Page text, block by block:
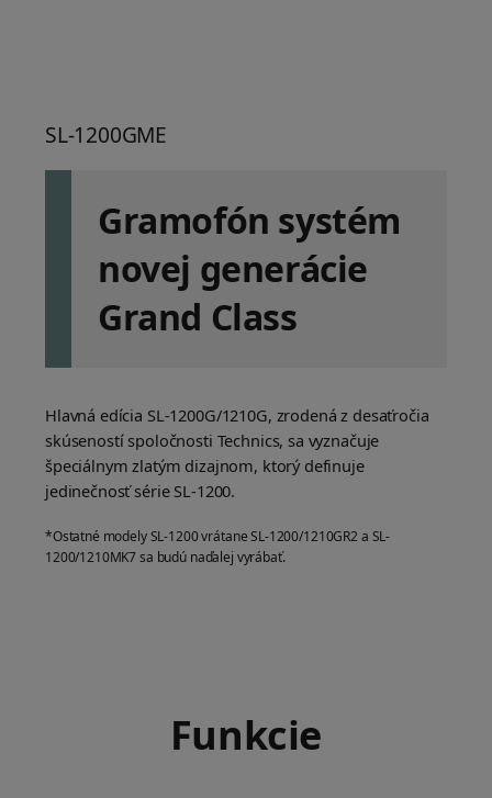
SL-1200GME
Gramofón systém
novej generácie
Grand Class
Hlavná edícia SL-1200G/1210G, zrodená z desaťročia
skúseností spoločnosti Technics, sa vyznačuje
špeciálnym zlatým dizajnom, ktorý definuje
jedinečnosť série SL-1200.
*Ostatné modely SL-1200 vrátane SL-1200/1210GR2 a SL-
1200/1210MK7 sa budú naďalej vyrábať.
Funkcie